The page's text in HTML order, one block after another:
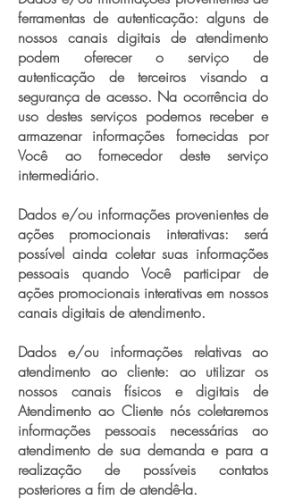
ferramentas de autenticação: alguns de
nossos canais digitais de atendimento
podem oferecer o serviço de
autenticação de terceiros visando a
segurança de acesso. Na ocorrência do
uso destes serviços podemos receber e
armazenar informações fornecidas por
Você ao fornecedor deste serviço
intermediário.
Dados e/ou informações provenientes de
ações promocionais interativas: será
possível ainda coletar suas informações
pessoais quando Você participar de
ações promocionais interativas em nossos
canais digitais de atendimento.
Dados e/ou informações relativas ao
atendimento ao cliente: ao utilizar os
nossos canais físicos e digitais de
Atendimento ao Cliente nós coletaremos
informações pessoais necessárias ao
atendimento de sua demanda e para a
realização de possíveis contatos
posteriores a fim de atendê-la.